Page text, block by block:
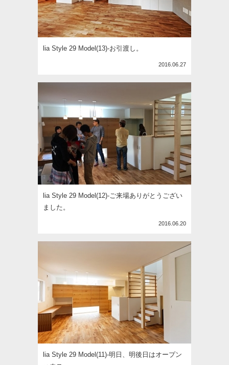
lia Style 29 Model(13)-お引渡し。
2016.06.27
lia Style 29 Model(12)-ご来場ありがとうござい
ました。
2016.06.20
lia Style 29 Model(11)-明日、明後日はオープン